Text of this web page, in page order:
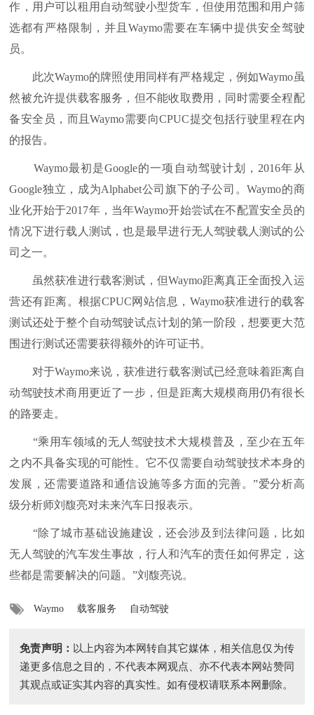
作，用户可以租用自动驾驶小型货车，但使用范围和用户筛
选都有严格限制，并且Waymo需要在车辆中提供安全驾驶
员。
此次Waymo的牌照使用同样有严格规定，例如Waymo虽
然被允许提供载客服务，但不能收取费用，同时需要全程配
备安全员，而且Waymo需要向CPUC提交包括行驶里程在内
的报告。
Waymo最初是Google的一项自动驾驶计划，2016年从
Google独立，成为Alphabet公司旗下的子公司。Waymo的商
业化开始于2017年，当年Waymo开始尝试在不配置安全员的
情况下进行载人测试，也是最早进行无人驾驶载人测试的公
司之一。
虽然获准进行载客测试，但Waymo距离真正全面投入运
营还有距离。根据CPUC网站信息，Waymo获准进行的载客
测试还处于整个自动驾驶试点计划的第一阶段，想要更大范
围进行测试还需要获得额外的许可证书。
对于Waymo来说，获准进行载客测试已经意味着距离自
动驾驶技术商用更近了一步，但是距离大规模商用仍有很长
的路要走。
“乘用车领域的无人驾驶技术大规模普及，至少在五年
之内不具备实现的可能性。它不仅需要自动驾驶技术本身的
发展，还需要道路和通信设施等多方面的完善。”爱分析高
级分析师刘馥亮对未来汽车日报表示。
“除了城市基础设施建设，还会涉及到法律问题，比如
无人驾驶的汽车发生事故，行人和汽车的责任如何界定，这
些都是需要解决的问题。”刘馥亮说。
Waymo 载客服务 自动驾驶
免责声明： 以上内容为本网转自其它媒体，相关信息仅为传
递更多信息之目的，不代表本网观点、亦不代表本网站赞同
其观点或证实其内容的真实性。如有侵权请联系本网删除。